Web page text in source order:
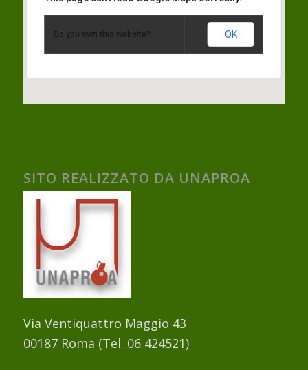
Do you own this website? OK
SITO REALIZZATO DA UNAPROA
Via Ventiquattro Maggio 43
00187 Roma (Tel. 06 424521)